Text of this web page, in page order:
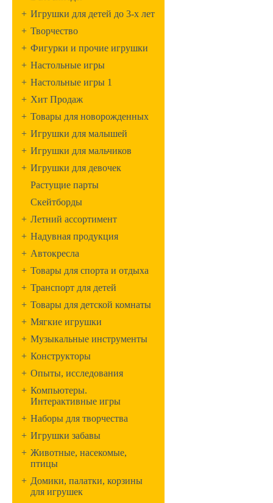
+ Игрушки для детей до 3-х лет
+ Творчество
+ Фигурки и прочие игрушки
+ Настольные игры
+ Настольные игры 1
+ Хит Продаж
+ Товары для новорожденных
+ Игрушки для малышей
+ Игрушки для мальчиков
+ Игрушки для девочек
Растущие парты
Скейтборды
+ Летний ассортимент
+ Надувная продукция
+ Автокресла
+ Товары для спорта и отдыха
+ Транспорт для детей
+ Товары для детской комнаты
+ Мягкие игрушки
+ Музыкальные инструменты
+ Конструкторы
+ Опыты, исследования
+ Компьютеры.
Интерактивные игры
+ Наборы для творчества
+ Игрушки забавы
+ Животные, насекомые,
птицы
+ Домики, палатки, корзины
для игрушек